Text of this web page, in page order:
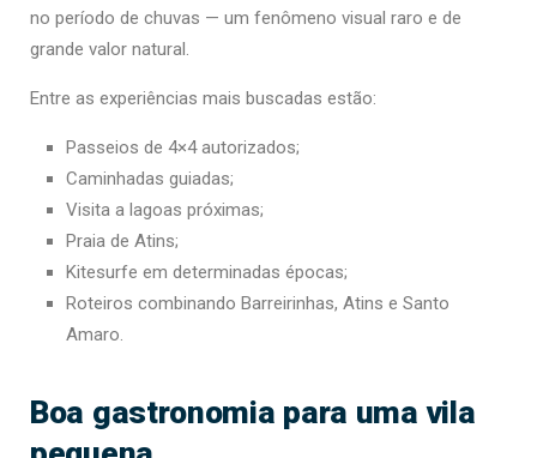
no período de chuvas — um fenômeno visual raro e de
grande valor natural.
Entre as experiências mais buscadas estão:
Passeios de 4×4 autorizados;
Caminhadas guiadas;
Visita a lagoas próximas;
Praia de Atins;
Kitesurfe em determinadas épocas;
Roteiros combinando Barreirinhas, Atins e Santo
Amaro.
Boa gastronomia para uma vila